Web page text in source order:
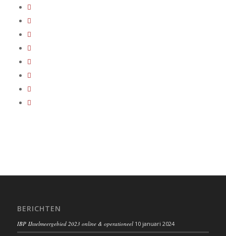
BERICHTEN
IBP IJsselmeergebied 2023 online & operationeel 10 januari 2024